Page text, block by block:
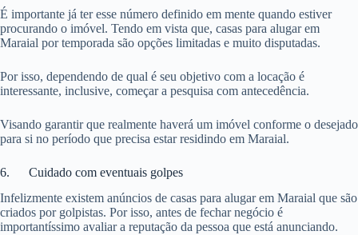
É importante já ter esse número definido em mente quando estiver
procurando o imóvel. Tendo em vista que, casas para alugar em
Maraial por temporada são opções limitadas e muito disputadas.
Por isso, dependendo de qual é seu objetivo com a locação é
interessante, inclusive, começar a pesquisa com antecedência.
Visando garantir que realmente haverá um imóvel conforme o desejado
para si no período que precisa estar residindo em Maraial.
6. Cuidado com eventuais golpes
Infelizmente existem anúncios de casas para alugar em Maraial que são
criados por golpistas. Por isso, antes de fechar negócio é
importantíssimo avaliar a reputação da pessoa que está anunciando.